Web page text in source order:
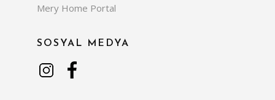
Mery Home Portal
SOSYAL MEDYA